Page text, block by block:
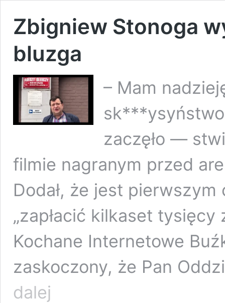
Zbigniew Stonoga
bluzga
– Mam
zaczęło —
filmie nagranym przed
Dodał, że jest
„zapłacić kilkaset tysięcy
Kochane Internetowe
zaskoczony, że Pan
dalej